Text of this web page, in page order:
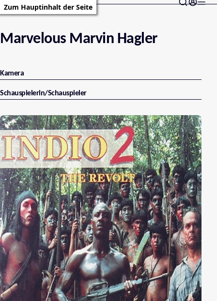
Zum Hauptinhalt der Seite
Marvelous Marvin Hagler
Kamera
Schauspielerin/Schauspieler